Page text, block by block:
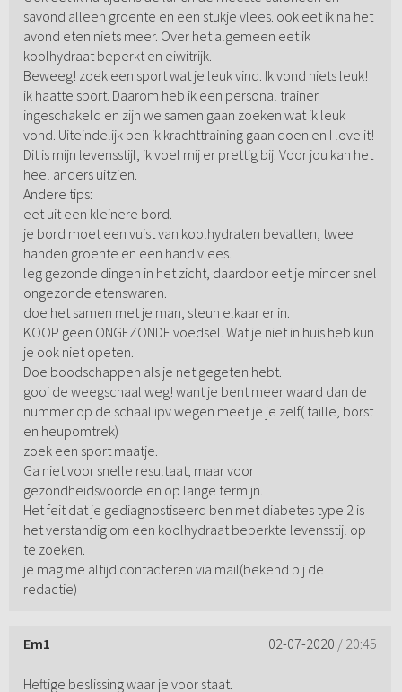
savond alleen groente en een stukje vlees. ook eet ik na het
avond eten niets meer. Over het algemeen eet ik
koolhydraat beperkt en eiwitrijk.
Beweeg! zoek een sport wat je leuk vind. Ik vond niets leuk!
ik haatte sport. Daarom heb ik een personal trainer
ingeschakeld en zijn we samen gaan zoeken wat ik leuk
vond. Uiteindelijk ben ik krachttraining gaan doen en I love it!
Dit is mijn levensstijl, ik voel mij er prettig bij. Voor jou kan het
heel anders uitzien.
Andere tips:
eet uit een kleinere bord.
je bord moet een vuist van koolhydraten bevatten, twee
handen groente en een hand vlees.
leg gezonde dingen in het zicht, daardoor eet je minder snel
ongezonde etenswaren.
doe het samen met je man, steun elkaar er in.
KOOP geen ONGEZONDE voedsel. Wat je niet in huis heb kun
je ook niet opeten.
Doe boodschappen als je net gegeten hebt.
gooi de weegschaal weg! want je bent meer waard dan de
nummer op de schaal ipv wegen meet je je zelf( taille, borst
en heupomtrek)
zoek een sport maatje.
Ga niet voor snelle resultaat, maar voor
gezondheidsvoordelen op lange termijn.
Het feit dat je gediagnostiseerd ben met diabetes type 2 is
het verstandig om een koolhydraat beperkte levensstijl op
te zoeken.
je mag me altijd contacteren via mail(bekend bij de
redactie)
Em1 02-07-2020 / 20:45
Heftige beslissing waar je voor staat.